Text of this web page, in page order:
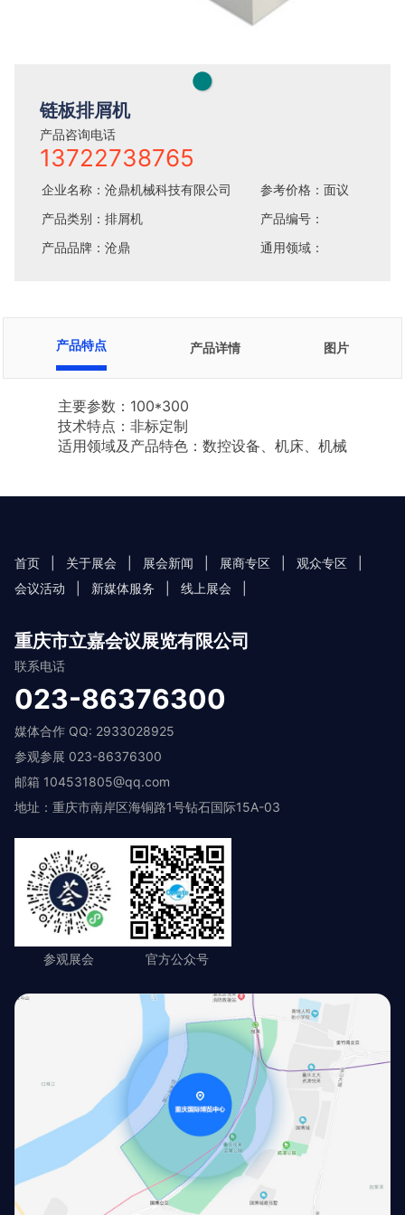
●
链板排屑机
产品咨询电话
13722738765
企业名称：沧鼎机械科技有限公司
参考价格：面议
产品类别：排屑机
产品编号：
产品品牌：沧鼎
通用领域：
产品特点 产品详情 图片
主要参数：100*300
技术特点：非标定制
适用领域及产品特色：数控设备、机床、机械
首页 关于展会 展会新闻 展商专区 观众专区
会议活动
新媒体服务 线上展会
重庆市立嘉会议展览有限公司
联系电话
023-86376300
媒体合作 QQ: 2933028925
参观参展 023-86376300
邮箱 104531805@qq.com
地址：重庆市南岸区海铜路1号钻石国际15A-03
参观展会 官方公众号